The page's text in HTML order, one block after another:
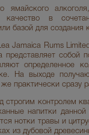
качество в
базой для создания
Jamaica Rums
собой
определенное
На выходе
практически сразу
строгим контролем
напитки
нотки травы и
из дубовой